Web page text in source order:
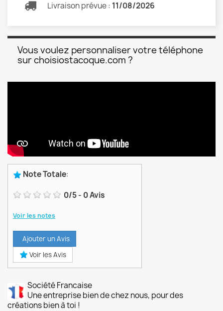
Livraison prévue : 11/08/2026
Vous voulez personnaliser votre téléphone
sur choisiostacoque.com ?
Note Totale:
0/5- 0Avis
Voir les notes
Ajouter un Avis
Voir les Avis
Société Francaise
Une entreprise bien de chez nous, pour des
créations bien à toi !